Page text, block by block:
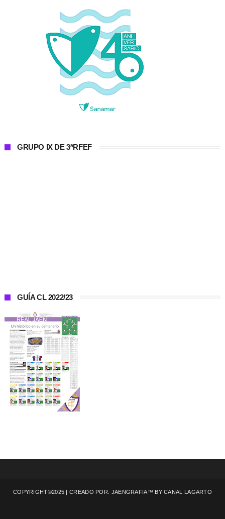
GRUPO IX DE 3ªRFEF
GUÍA CL 2022/23
COPYRIGHT©2025 | CREADO POR. JAENGRAFIA™ BYCANAL LAGARTO